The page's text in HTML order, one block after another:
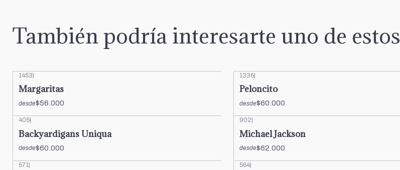
También podría interesarte uno de estos
1453
Margaritas
desde$56.000
1336|
Peloncito
desde$60.000
405
Backyardigans Uniqua
desde$60.000
902
Michael Jackson
desde$62.000
571 | 564|